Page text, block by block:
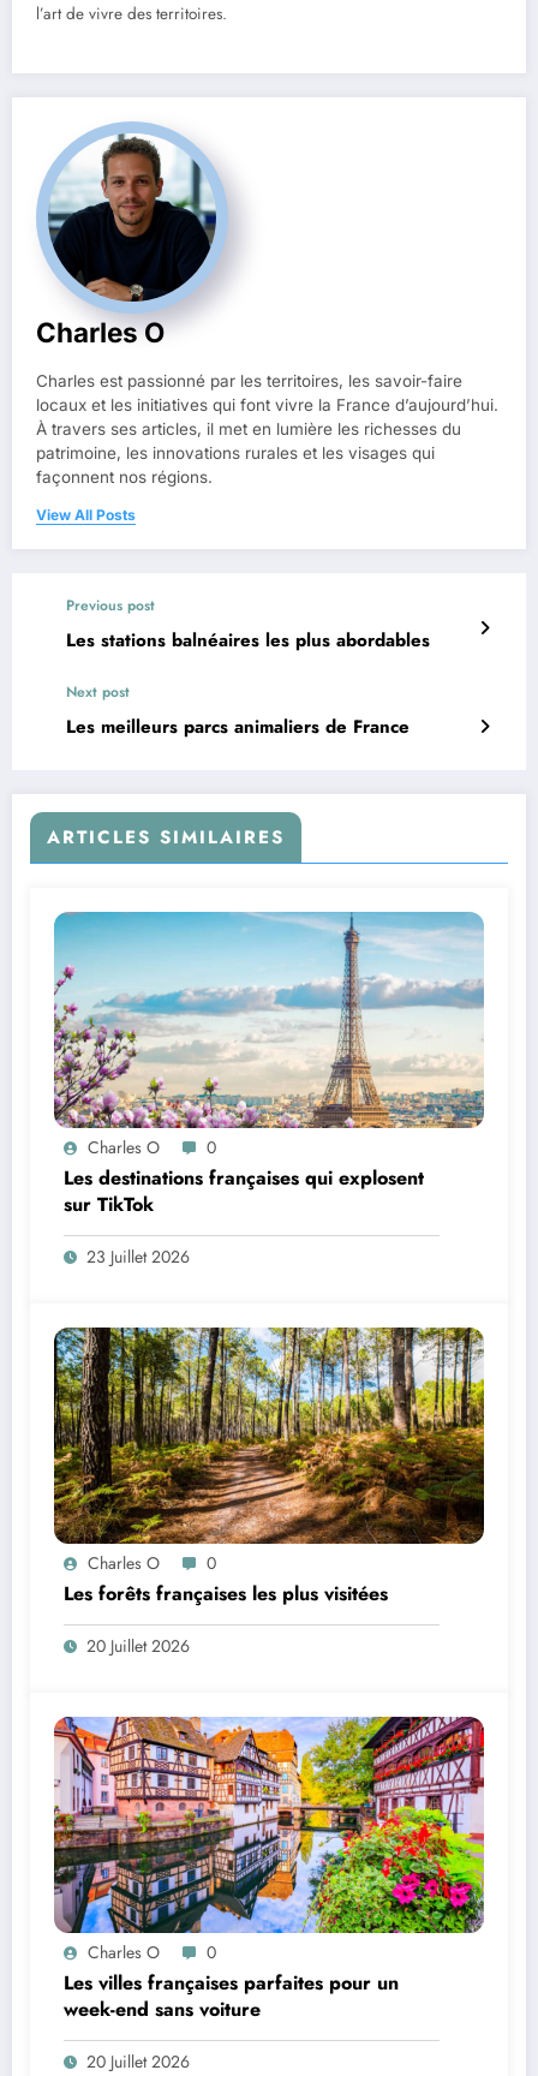
l’art de vivre des territoires.
Charles O
Charles est passionné par les territoires, les savoir-faire
locaux et les initiatives qui font vivre la France d’aujourd’hui.
À travers ses articles, il met en lumière les richesses du
patrimoine, les innovations rurales et les visages qui
façonnent nos régions.
View All Posts
Previous post
Les stations balnéaires les plus abordables
Next post
Les meilleurs parcs animaliers de France
ARTICLES SIMILAIRES
Charles O 0
Les destinations françaises qui explosent
sur TikTok
23 Juillet 2026
Charles O 0
Les forêts françaises les plus visitées
20 Juillet 2026
Charles O 0
Les villes françaises parfaites pour un
week-end sans voiture
20 Juillet 2026